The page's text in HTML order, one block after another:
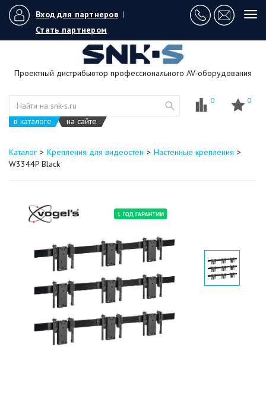
Вход для партнеров |
Стать партнером
Проектный дистрибьютор профессионального AV-оборудования
в каталоге на сайте
0 0
Каталог Крепления для видеостен
Настенные крепления
W3344P Black